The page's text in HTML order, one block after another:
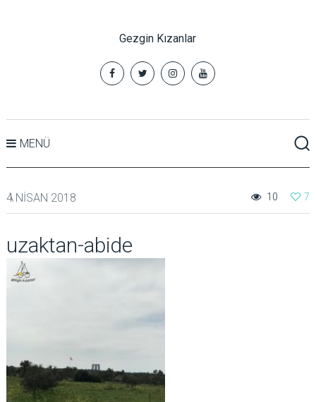
Gezgin Kızanlar
MENÜ
4 NISAN 2018 7
10
uzaktan-abide